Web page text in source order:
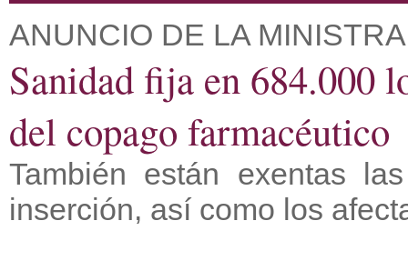
ANUNCIO DE LA
Sanidad fija en 684.000
del copago farmacéutico
También están exentas
inserción, así como los